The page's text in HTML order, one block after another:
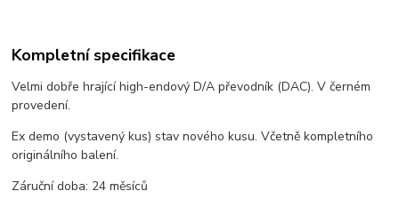
Kompletní specifikace
Velmi dobře hrající high-endový D/A převodník (DAC). V černém
provedení.
Ex demo (vystavený kus) stav nového kusu. Včetně kompletního
originálního balení.
Záruční doba: 24 měsíců